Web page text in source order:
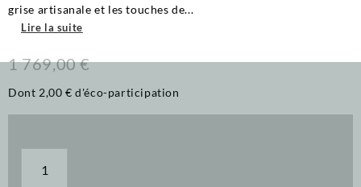
grise artisanale et les touches de...
Lire la suite
1 769,00 €
Dont 2,00 € d'éco-participation